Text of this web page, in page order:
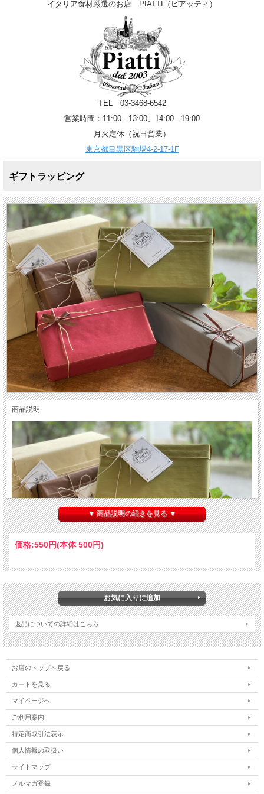
イタリア食材厳選のお店 PIATTI（ピアッティ）
TEL 03-3468-6542
営業時間：11:00 - 13:00、14:00 - 19:00
月火定休（祝日営業）
東京都目黒区駒場4-2-17-1F
ギフトラッピング
商品説明
ギフトラッピング
お誕生日やクリスマスのプレゼント、お中元・お歳暮等の贈り物の時に「宅配用
のダンボール箱ではちょっと体裁が...」
ご希望の場合は、お届け先情報等をご入力頂いた後に「ギフトラッピング希望の
有無」の欄がございますので、
なお、以下の点にご注意下さいませ。
・箱の大きさ・形は内容物によって最適なものをご用意いたします。
・包装紙の色はお選びになれませんのでご了承下さい。
・お届け先が複数の場合は、1ヶ所ごとにラッピング料金が発生致します。
▼ 商品説明の続きを見る ▼
価格:550円(本体 500円)
返品についての詳細はこちら
お店のトップへ戻る
カートを見る
マイページへ
ご利用案内
特定商取引法表示
個人情報の取扱い
サイトマップ
メルマガ登録